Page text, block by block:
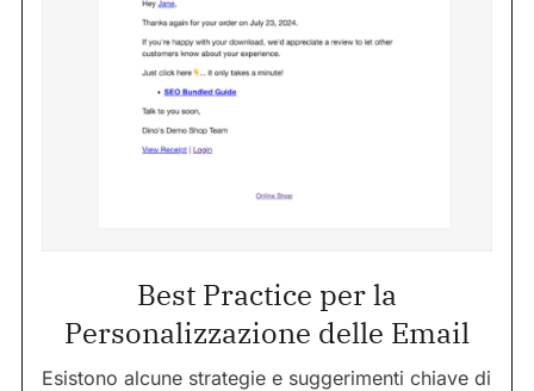
Best Practice per la
Personalizzazione delle Email
Esistono alcune strategie e suggerimenti chiave di